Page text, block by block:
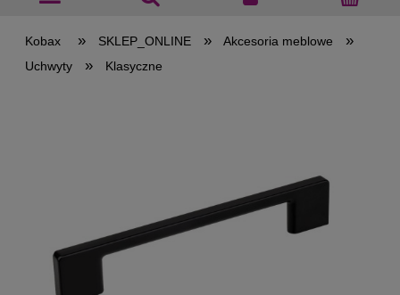
» SKLEP_ONLINE » Akcesoria meblowe »
Uchwyty » Klasyczne